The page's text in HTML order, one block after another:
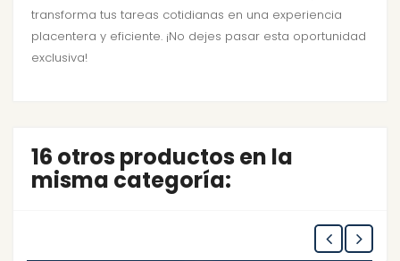
transforma tus tareas cotidianas en una experiencia
placentera y eficiente. ¡No dejes pasar esta oportunidad
exclusiva!
16 otros productos en la
misma categoría: